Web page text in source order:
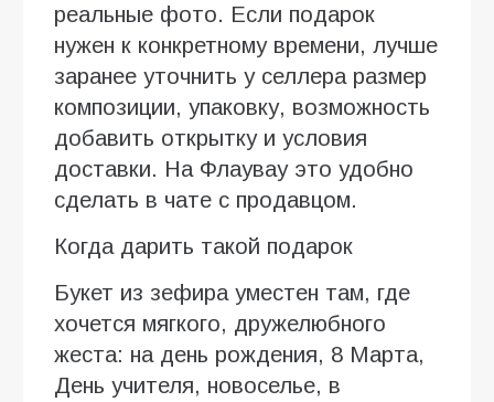
реальные фото. Если подарок
нужен к конкретному времени, лучше
заранее уточнить у селлера размер
композиции, упаковку, возможность
добавить открытку и условия
доставки. На Флаувау это удобно
сделать в чате с продавцом.
Когда дарить такой подарок
Букет из зефира уместен там, где
хочется мягкого, дружелюбного
жеста: на день рождения, 8 Марта,
День учителя, новоселье, в